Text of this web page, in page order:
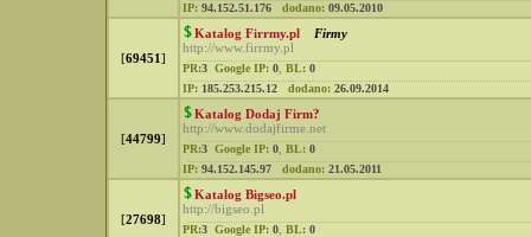
IP: 94.152.51.176 dodano: 09.05.2010
[69451]
Katalog Firrmy.pl
Firmy
http://www.firrmy.pl
PR:3 Google IP: 0 BL: 0
IP: 185.253.215.12 dodano: 26.09.2014
[44799]
Katalog Dodaj Firm?
http://www.dodajfirme.net
PR:3 Google IP: 0 BL: 0
IP: 94.152.145.97 dodano: 21.05.2011
[27698]
Katalog Bigseo.pl
http://bigseo.pl
PR:3 Google IP: 0 BL: 0